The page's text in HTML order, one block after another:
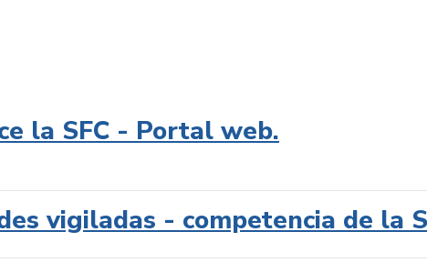
la SFC - Portal web.
vigiladas - competencia de la